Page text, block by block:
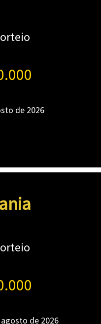
de 2026
de 2026